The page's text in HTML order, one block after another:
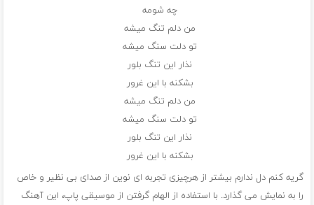
چه شومه
من دلم تنگ میشه
تو دلت سنگ میشه
نذار این تنگ بلور
بشکنه با این غرور
من دلم تنگ میشه
تو دلت سنگ میشه
نذار این تنگ بلور
بشکنه با این غرور
گریه کنم دل ندارم بیشتر از هرچیزی تجربه ای نوین از صدای بی نظیر و خاص
را به نمایش می گذارد. با استفاده از الهام گرفتن از موسیقی پاپ، این آهنگ